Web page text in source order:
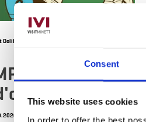
Consent
This website uses cookies
Dolibois, L-4573 Differdange
: Une
dur